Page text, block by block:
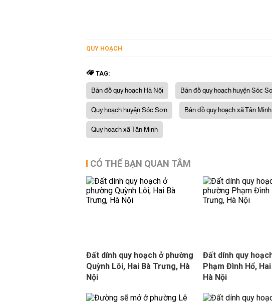
QUY HOẠCH
TAG:
Bản đồ quy hoạch Hà Nội Bản đồ quy hoạch huyện Sóc
Quy hoạch huyện Sóc Sơn
Bản đồ quy hoạch xã Tân Minh
Quy hoạch xã Tân Minh
CÓ THỂ BẠN QUAN TÂM
Đất dính quy hoạch ở phường
Quỳnh Lôi, Hai Bà Trưng, Hà
Nội
Đất dính quy
Phạm Đình Hổ,
Hà Nội